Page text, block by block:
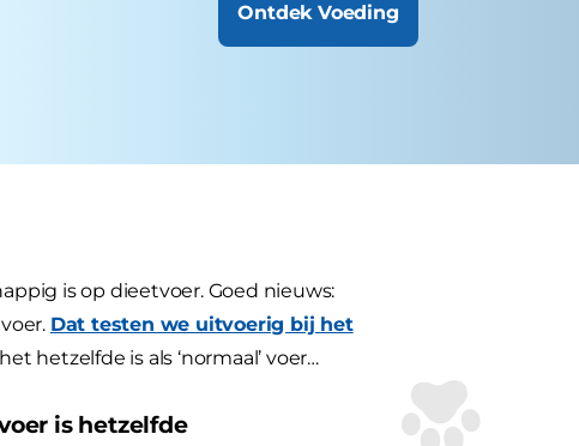
Ontdek Voeding
is op dieetvoer. Goed nieuws:
Dat testen we uitvoerig bij het
hetzelfde is als ‘normaal’ voer…
is hetzelfde